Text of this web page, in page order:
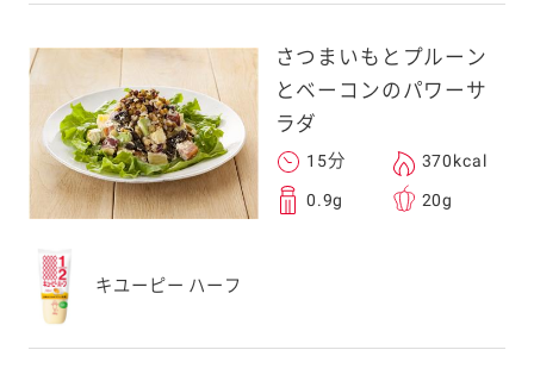
さつまいもとプルーン
とベーコンのパワーサ
ラダ
15分 370kcal
0.9g 20g
キユーピー ハーフ